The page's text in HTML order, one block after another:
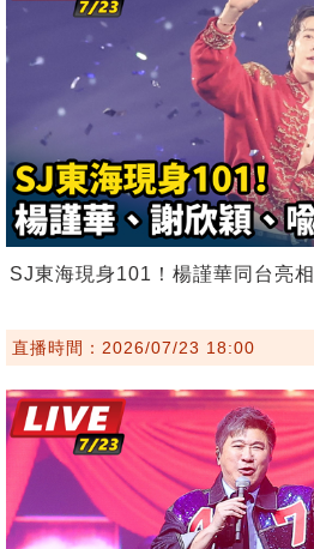
SJ東海現身101！楊謹華同台亮相
直播時間：2026/07/23 18:00